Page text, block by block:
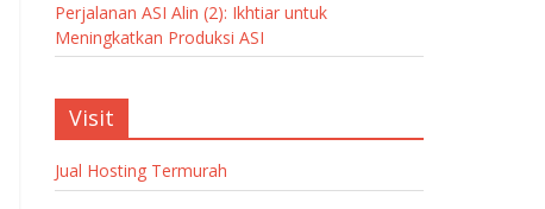
Perjalanan ASI Alin (2): Ikhtiar untuk
Meningkatkan Produksi ASI
Visit
Jual Hosting Termurah